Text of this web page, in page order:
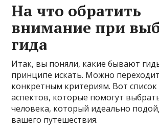
На что обратить
внимание при
гида
Итак, вы поняли, какие бывают
принципе искать. Можно
конкретным критериям. Вот
аспектов, которые помогут
человека, который идеально
вашего путешествия.